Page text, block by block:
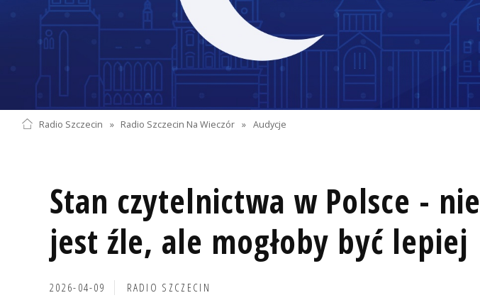
Radio Szczecin » Radio Szczecin Na Wieczór » Audycje
Stan czytelnictwa w Polsce - nie
jest źle, ale mogłoby być lepiej
2026-04-09 RADIO SZCZECIN